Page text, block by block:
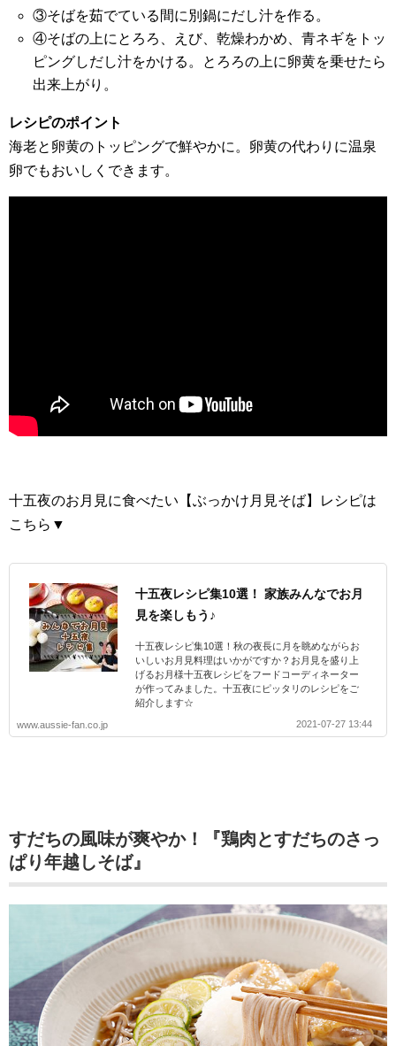
③そばを茹でている間に別鍋にだし汁を作る。
④そばの上にとろろ、えび、乾燥わかめ、青ネギをトッ
ピングしだし汁をかける。とろろの上に卵黄を乗せたら
出来上がり。
レシピのポイント
海老と卵黄のトッピングで鮮やかに。卵黄の代わりに温泉
卵でもおいしくできます。
十五夜のお月見に食べたい【ぶっかけ月見そば】レシピは
こちら▼
十五夜レシピ集10選！ 家族みんなでお月
見を楽しもう♪
十五夜レシピ集10選！秋の夜長に月を眺めながらお
いしいお月見料理はいかがですか？お月見を盛り上
げるお月様十五夜レシピをフードコーディネーター
が作ってみました。十五夜にピッタリのレシピをご
紹介します☆
www.aussie-fan.co.jp 2021-07-27 13:44
すだちの風味が爽やか！『鶏肉とすだちのさっ
ぱり年越しそば』